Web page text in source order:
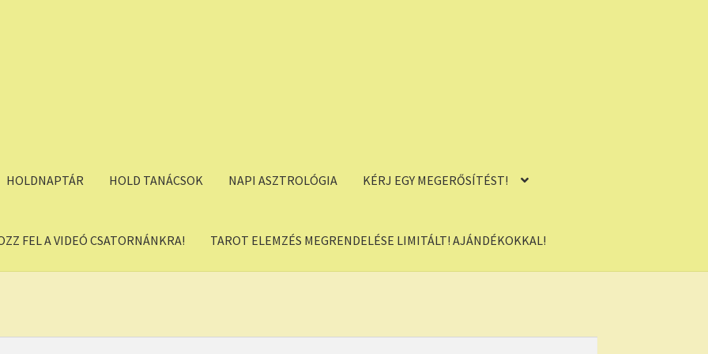
HOLDNAPTÁR HOLD TANÁCSOK NAPI ASZTROLÓGIA KÉRJ EGY MEGERŐSÍTÉST!
FEL A VIDEÓ CSATORNÁNKRA! TAROT ELEMZÉS MEGRENDELÉSE LIMITÁLT! AJÁNDÉKOKKAL!